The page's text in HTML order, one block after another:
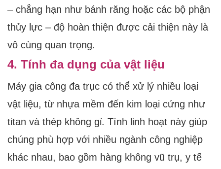
– chẳng hạn như bánh răng hoặc các bộ phận
thủy lực – độ hoàn thiện được cải thiện này là
vô cùng quan trọng.
4. Tính đa dụng của vật liệu
Máy gia công đa trục có thể xử lý nhiều loại
vật liệu, từ nhựa mềm đến kim loại cứng như
titan và thép không gỉ. Tính linh hoạt này giúp
chúng phù hợp với nhiều ngành công nghiệp
khác nhau, bao gồm hàng không vũ trụ, y tế